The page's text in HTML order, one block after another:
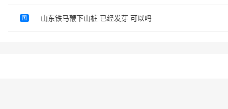
图 山东铁马鞭下山桩 已经发芽 可以吗